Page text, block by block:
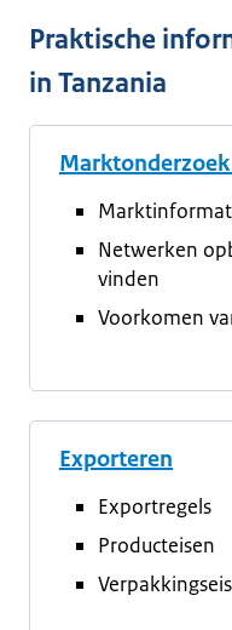
Praktische
in Tanzania
Netwerken
vinden
Voorkomen
Exporteren
Exportregels
Producteisen